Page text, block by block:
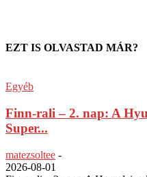
EZT IS OLVASTAD MÁR?
Egyéb
Finn-rali – 2. nap: A
Super...
matezsoltee -
2026-08-01